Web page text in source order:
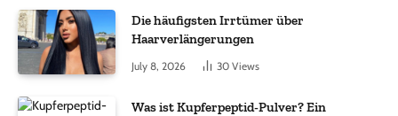
Die häufigsten Irrtümer über
Haarverlängerungen
July 8, 2026 30 Views
Was ist Kupferpeptid-Pulver? Ein